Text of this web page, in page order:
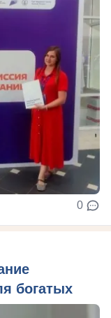
0
богатых